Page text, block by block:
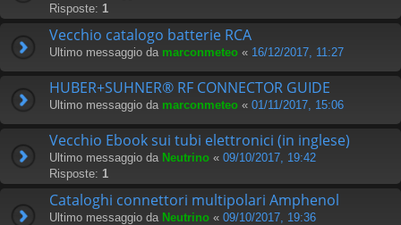
Risposte: 1
Vecchio catalogo batterie RCA
Ultimo messaggio da marconmeteo « 16/12/2017, 11:27
HUBER+SUHNER® RF CONNECTOR GUIDE
Ultimo messaggio da marconmeteo « 01/11/2017, 15:06
Vecchio Ebook sui tubi elettronici (in inglese)
Ultimo messaggio da Neutrino « 09/10/2017, 19:42
Risposte: 1
Cataloghi connettori multipolari Amphenol
Ultimo messaggio da Neutrino « 09/10/2017, 19:36